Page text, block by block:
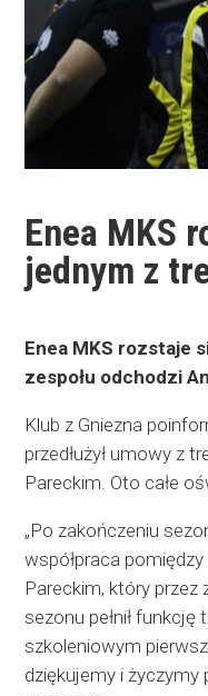
Enea MKS
jednym z
Enea MKS rozstaje
zespołu odchodzi
Klub z Gniezna
przedłużył umowy z
Pareckim. Oto całe
„Po zakończeniu
współpraca
Pareckim, który
sezonu pełnił
szkoleniowym
dziękujemy i